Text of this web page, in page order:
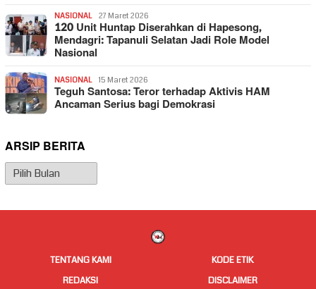
NASIONAL 27 Maret 2026
120 Unit Huntap Diserahkan di Hapesong,
Mendagri: Tapanuli Selatan Jadi Role Model
Nasional
NASIONAL 15 Maret 2026
Teguh Santosa: Teror terhadap Aktivis HAM
Ancaman Serius bagi Demokrasi
ARSIP BERITA
Arsip
Berita
TENTANG KAMI
KODE ETIK
REDAKSI
DISCLAIMER